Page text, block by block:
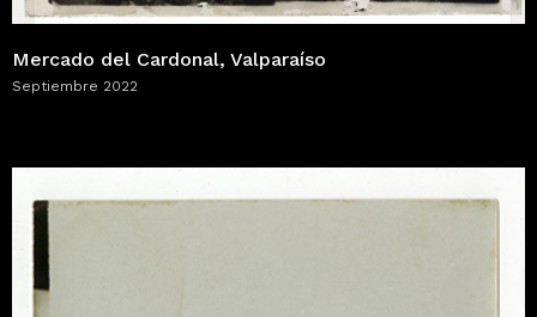
Mercado del Cardonal, Valparaíso
Septiembre 2022